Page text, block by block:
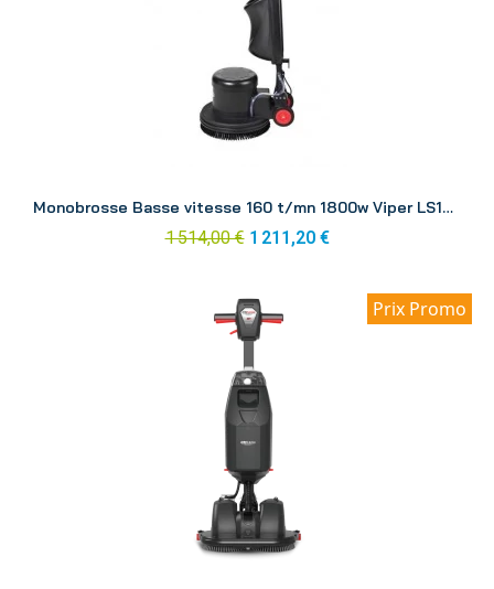
Monobrosse Basse vitesse 160 t/mn 1800w Viper LS160 HD
1 514,00 € 1 211,20 €
Prix Promo